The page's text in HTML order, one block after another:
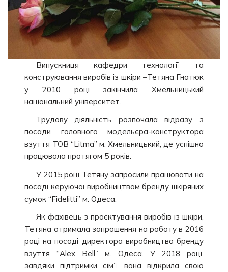
Випускниця кафедри технології та
конструювання виробів із шкіри –Тетяна Гнатюк
у 2010 році закінчила Хмельницький
національний університет.
Трудову діяльність розпочала відразу з
посади головного модельєра-конструктора
взуття ТОВ “Litma” м. Хмельницький, де успішно
працювала протягом 5 років.
У 2015 році Тетяну запросили працювати на
посаді керуючої виробництвом бренду шкіряних
сумок “Fidelitti” м. Одеса.
Як фахівець з проєктування виробів із шкіри,
Тетяна отримала запрошення на роботу в 2016
році на посаді директора виробництва бренду
взуття “Alex Bell” м. Одеса. У 2018 році,
завдяки підтримки сім’ї, вона відкрила свою